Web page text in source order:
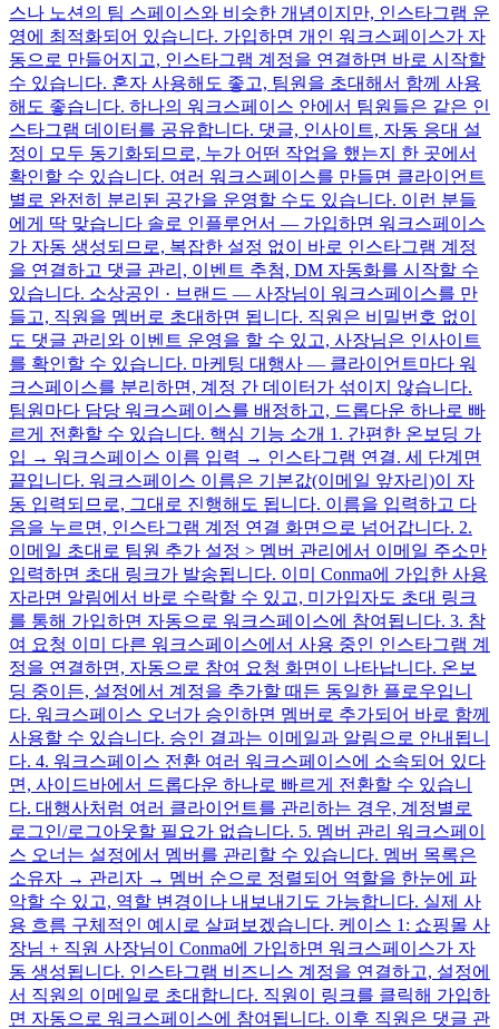
스나 노션의 팀 스페이스와 비슷한 개념이지만, 인스타그램 운
영에 최적화되어 있습니다. 가입하면 개인 워크스페이스가 자
동으로 만들어지고, 인스타그램 계정을 연결하면 바로 시작할
수 있습니다. 혼자 사용해도 좋고, 팀원을 초대해서 함께 사용
해도 좋습니다. 하나의 워크스페이스 안에서 팀원들은 같은 인
스타그램 데이터를 공유합니다. 댓글, 인사이트, 자동 응대 설
정이 모두 동기화되므로, 누가 어떤 작업을 했는지 한 곳에서
확인할 수 있습니다. 여러 워크스페이스를 만들면 클라이언트
별로 완전히 분리된 공간을 운영할 수도 있습니다. 이런 분들
에게 딱 맞습니다 솔로 인플루언서 — 가입하면 워크스페이스
가 자동 생성되므로, 복잡한 설정 없이 바로 인스타그램 계정
을 연결하고 댓글 관리, 이벤트 추첨, DM 자동화를 시작할 수
있습니다. 소상공인 · 브랜드 — 사장님이 워크스페이스를 만
들고, 직원을 멤버로 초대하면 됩니다. 직원은 비밀번호 없이
도 댓글 관리와 이벤트 운영을 할 수 있고, 사장님은 인사이트
를 확인할 수 있습니다. 마케팅 대행사 — 클라이언트마다 워
크스페이스를 분리하면, 계정 간 데이터가 섞이지 않습니다.
팀원마다 담당 워크스페이스를 배정하고, 드롭다운 하나로 빠
르게 전환할 수 있습니다. 핵심 기능 소개 1. 간편한 온보딩 가
입 → 워크스페이스 이름 입력 → 인스타그램 연결. 세 단계면
끝입니다. 워크스페이스 이름은 기본값(이메일 앞자리)이 자
동 입력되므로, 그대로 진행해도 됩니다. 이름을 입력하고 다
음을 누르면, 인스타그램 계정 연결 화면으로 넘어갑니다. 2.
이메일 초대로 팀원 추가 설정 > 멤버 관리에서 이메일 주소만
입력하면 초대 링크가 발송됩니다. 이미 Conma에 가입한 사용
자라면 알림에서 바로 수락할 수 있고, 미가입자도 초대 링크
를 통해 가입하면 자동으로 워크스페이스에 참여됩니다. 3. 참
여 요청 이미 다른 워크스페이스에서 사용 중인 인스타그램 계
정을 연결하면, 자동으로 참여 요청 화면이 나타납니다. 온보
딩 중이든, 설정에서 계정을 추가할 때든 동일한 플로우입니
다. 워크스페이스 오너가 승인하면 멤버로 추가되어 바로 함께
사용할 수 있습니다. 승인 결과는 이메일과 알림으로 안내됩니
다. 4. 워크스페이스 전환 여러 워크스페이스에 소속되어 있다
면, 사이드바에서 드롭다운 하나로 빠르게 전환할 수 있습니
다. 대행사처럼 여러 클라이언트를 관리하는 경우, 계정별로
로그인/로그아웃할 필요가 없습니다. 5. 멤버 관리 워크스페이
스 오너는 설정에서 멤버를 관리할 수 있습니다. 멤버 목록은
소유자 → 관리자 → 멤버 순으로 정렬되어 역할을 한눈에 파
악할 수 있고, 역할 변경이나 내보내기도 가능합니다. 실제 사
용 흐름 구체적인 예시로 살펴보겠습니다. 케이스 1: 쇼핑몰 사
장님 + 직원 사장님이 Conma에 가입하면 워크스페이스가 자
동 생성됩니다. 인스타그램 비즈니스 계정을 연결하고, 설정에
서 직원의 이메일로 초대합니다. 직원이 링크를 클릭해 가입하
면 자동으로 워크스페이스에 참여됩니다. 이후 직원은 댓글 관